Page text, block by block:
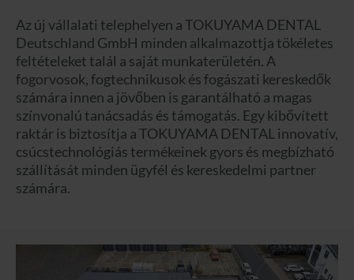
Az új vállalati telephelyen a TOKUYAMA DENTAL
Deutschland GmbH minden alkalmazottja tökéletes
feltételeket talál a saját munkaterületén. A
fogorvosok, fogtechnikusok és fogászati kereskedők
számára innen a jövőben is garantálható a magas
színvonalú tanácsadás és támogatás. Egy kibővített
raktár is biztosítja a TOKUYAMA DENTAL innovatív,
csúcstechnológiás termékeinek gyors és megbízható
szállítását minden ügyfél és kereskedelmi partner
számára.